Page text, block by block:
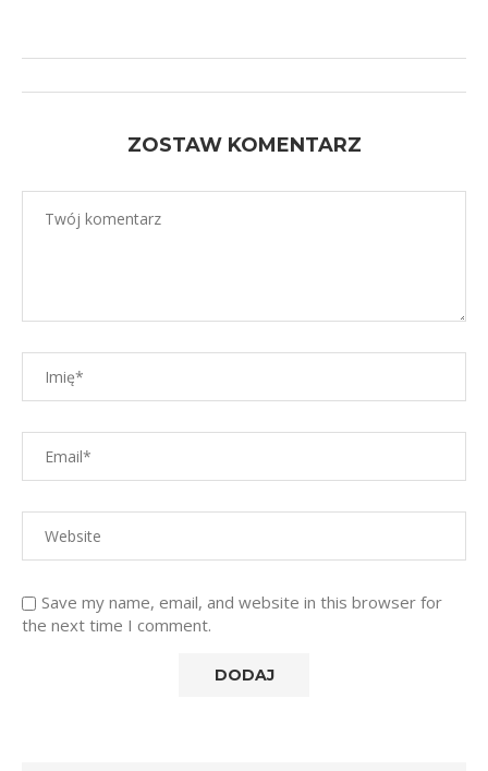
ZOSTAW KOMENTARZ
Save my name, email, and website in this browser for
the next time I comment.